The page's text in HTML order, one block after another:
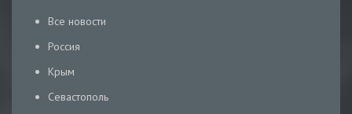
Все новости
Россия
Крым
Севастополь